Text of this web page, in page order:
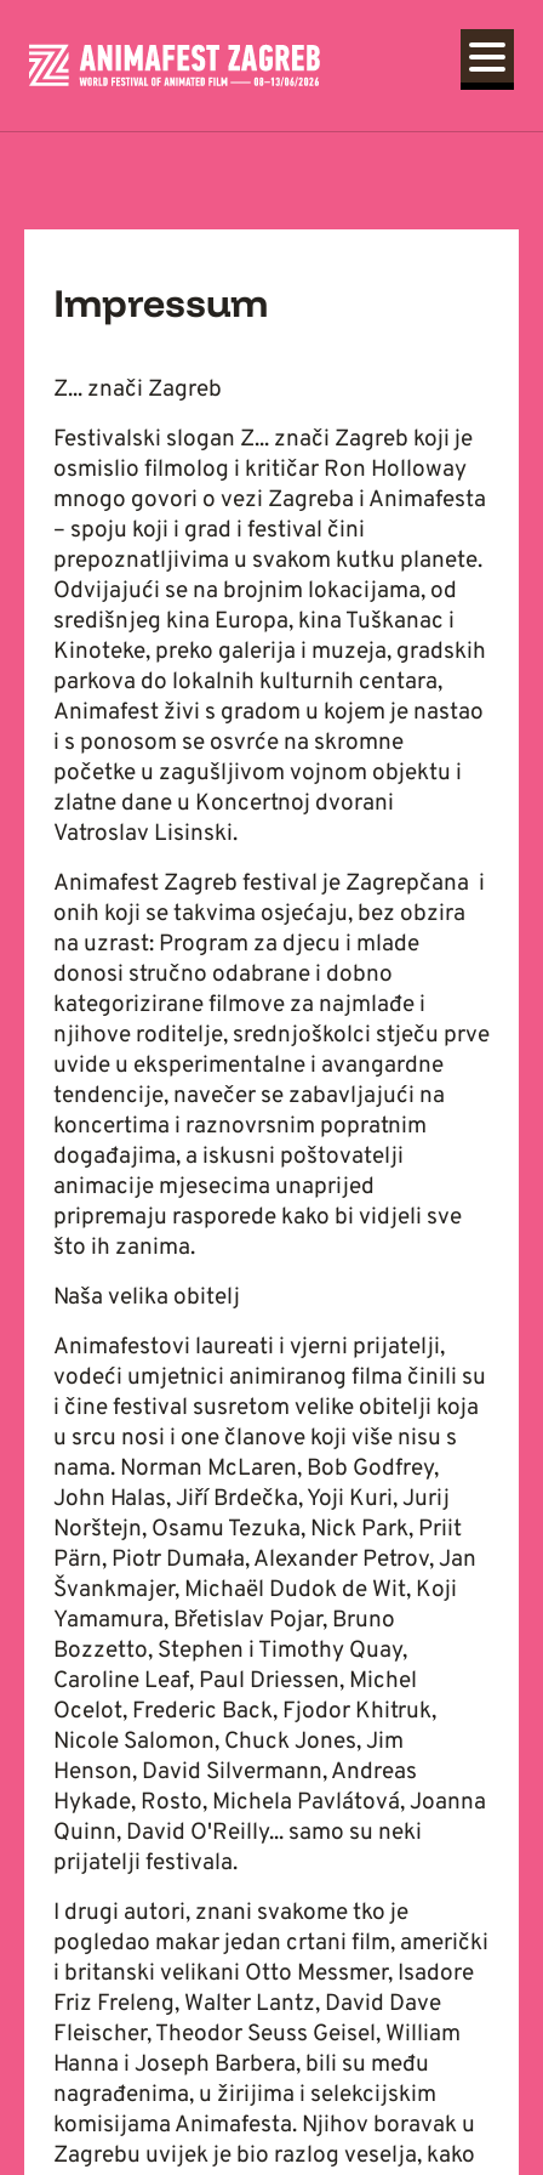
Impressum
Z... znači Zagreb
Festivalski slogan Z... znači Zagreb koji je
osmislio filmolog i kritičar Ron Holloway
mnogo govori o vezi Zagreba i Animafesta
– spoju koji i grad i festival čini
prepoznatljivima u svakom kutku planete.
Odvijajući se na brojnim lokacijama, od
središnjeg kina Europa, kina Tuškanac i
Kinoteke, preko galerija i muzeja, gradskih
parkova do lokalnih kulturnih centara,
Animafest živi s gradom u kojem je nastao
i s ponosom se osvrće na skromne
početke u zagušljivom vojnom objektu i
zlatne dane u Koncertnoj dvorani
Vatroslav Lisinski.
Animafest Zagreb festival je Zagrepčana i
onih koji se takvima osjećaju, bez obzira
na uzrast: Program za djecu i mlade
donosi stručno odabrane i dobno
kategorizirane filmove za najmlađe i
njihove roditelje, srednjoškolci stječu prve
uvide u eksperimentalne i avangardne
tendencije, navečer se zabavljajući na
koncertima i raznovrsnim popratnim
događajima, a iskusni poštovatelji
animacije mjesecima unaprijed
pripremaju rasporede kako bi vidjeli sve
što ih zanima.
Naša velika obitelj
Animafestovi laureati i vjerni prijatelji,
vodeći umjetnici animiranog filma činili su
i čine festival susretom velike obitelji koja
u srcu nosi i one članove koji više nisu s
nama. Norman McLaren, Bob Godfrey,
John Halas, Jiří Brdečka, Yoji Kuri, Jurij
Norštejn, Osamu Tezuka, Nick Park, Priit
Pärn, Piotr Dumała, Alexander Petrov, Jan
Švankmajer, Michaël Dudok de Wit, Koji
Yamamura, Břetislav Pojar, Bruno
Bozzetto, Stephen i Timothy Quay,
Caroline Leaf, Paul Driessen, Michel
Ocelot, Frederic Back, Fjodor Khitruk,
Nicole Salomon, Chuck Jones, Jim
Henson, David Silvermann, Andreas
Hykade, Rosto, Michela Pavlátová, Joanna
Quinn, David O'Reilly... samo su neki
prijatelji festivala.
I drugi autori, znani svakome tko je
pogledao makar jedan crtani film, američki
i britanski velikani Otto Messmer, Isadore
Friz Freleng, Walter Lantz, David Dave
Fleischer, Theodor Seuss Geisel, William
Hanna i Joseph Barbera, bili su među
nagrađenima, u žirijima i selekcijskim
komisijama Animafesta. Njihov boravak u
Zagrebu uvijek je bio razlog veselja, kako